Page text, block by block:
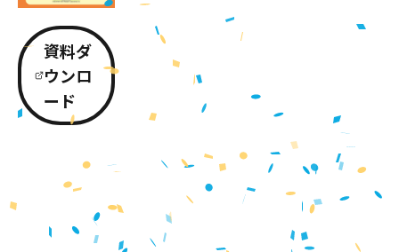
資料ダ
ウンロ
ード